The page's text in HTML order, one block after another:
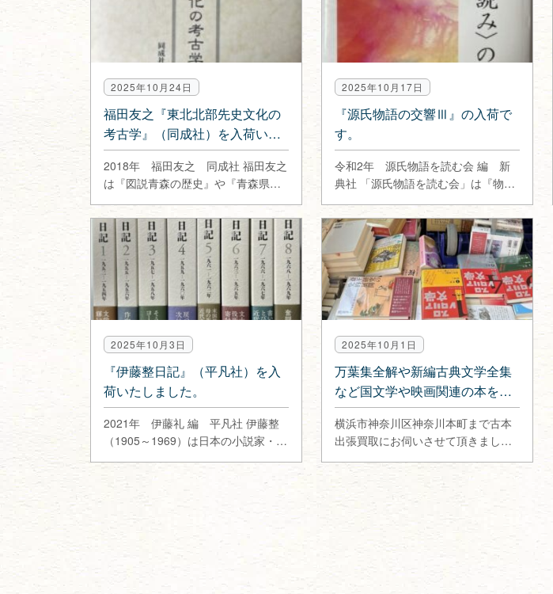
2025年10月24日
福田友之『東北北部先史文化の
考古学』（同成社）を入荷いた
しました。
2018年 福田友之 同成社 福田友之
は『図説青森の歴史』や『青森県の
貝塚』『津軽海峡域の先史文…
2025年10月17日
『源氏物語の交響Ⅲ』の入荷で
す。
令和2年 源氏物語を読む会 編 新
典社 「源氏物語を読む会」は『物語
文学組成論』で知られる日本大…
2025年10月3日
『伊藤整日記』（平凡社）を入
荷いたしました。
2021年 伊藤礼 編 平凡社 伊藤整
（1905～1969）は日本の小説家・評
論家です。文壇へは…
2025年10月1日
万葉集全解や新編古典文学全集
など国文学や映画関連の本を出
張買取
横浜市神奈川区神奈川本町まで古本
出張買取にお伺いさせて頂きまし
た。お客さまからのなるべく早くの
出…